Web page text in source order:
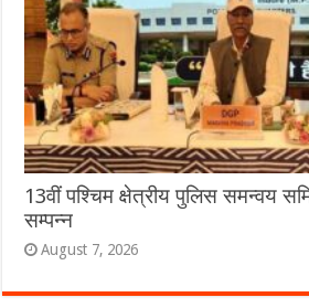
13वीं पश्चिम क्षेत्रीय पुलिस समन्वय
सम्पन्न
August 7, 2026